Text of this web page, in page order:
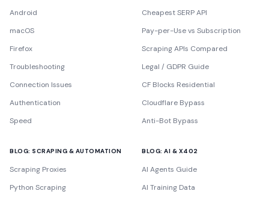
Android
macOS
Firefox
Troubleshooting
Connection Issues
Authentication
Speed
Cheapest SERP API
Pay-per-Use vs Subscription
Scraping APIs Compared
Legal / GDPR Guide
CF Blocks Residential
Cloudflare Bypass
Anti-Bot Bypass
BLOG: SCRAPING & AUTOMATION
Scraping Proxies
Python Scraping
BLOG: AI & X402
AI Agents Guide
AI Training Data